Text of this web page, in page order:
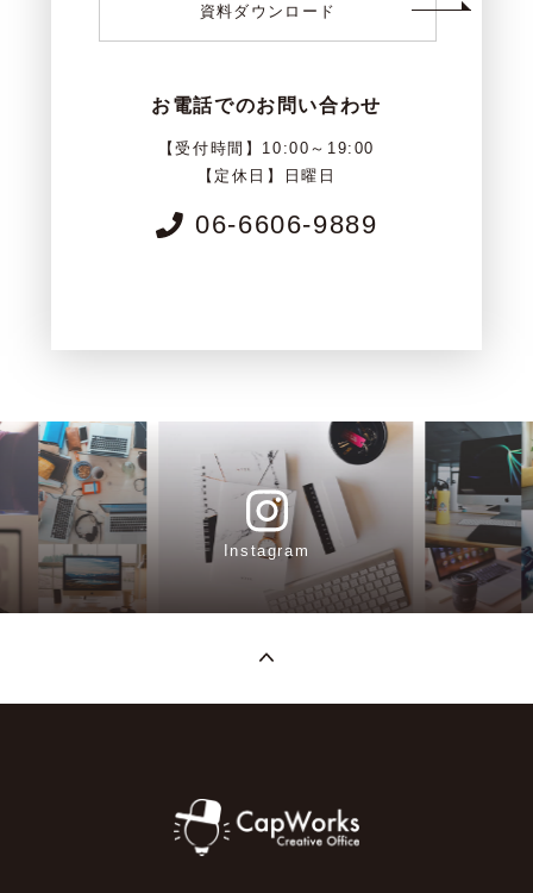
資料ダウンロード
お電話でのお問い合わせ
【受付時間】10:00～19:00
【定休日】日曜日
06-6606-9889
Instagram